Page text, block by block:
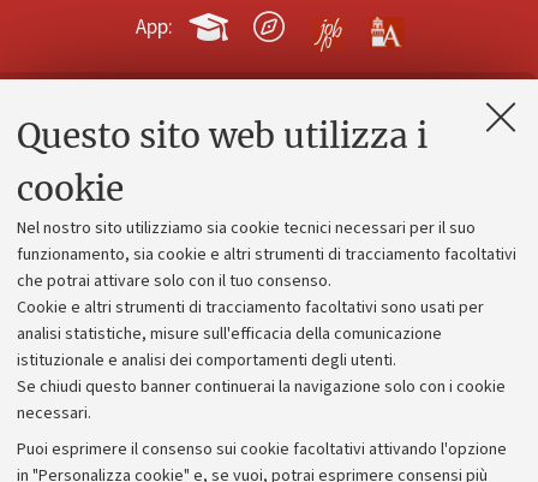
Questo sito web utilizza i
cookie
Nel nostro sito utilizziamo sia cookie tecnici necessari per il suo
funzionamento, sia cookie e altri strumenti di tracciamento facoltativi
che potrai attivare solo con il tuo consenso.
Cookie e altri strumenti di tracciamento facoltativi sono usati per
analisi statistiche, misure sull'efficacia della comunicazione
istituzionale e analisi dei comportamenti degli utenti.
Se chiudi questo banner continuerai la navigazione solo con i cookie
necessari.
Puoi esprimere il consenso sui cookie facoltativi attivando l'opzione
in "Personalizza cookie" e, se vuoi, potrai esprimere consensi più
App:
Contatti e PEC
Alumni community
Piano strategico
Bilanci
Donazioni e 5x1000
Bandi, gare e concorsi